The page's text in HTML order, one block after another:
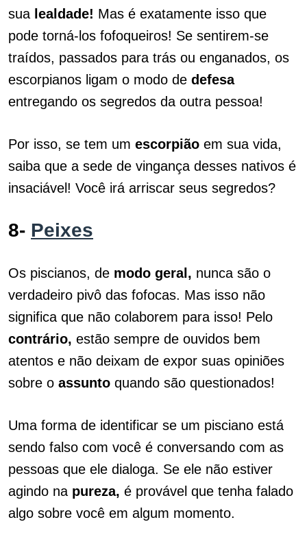
sua lealdade! Mas é exatamente isso que
pode torná-los fofoqueiros! Se sentirem-se
traídos, passados para trás ou enganados, os
escorpianos ligam o modo de defesa
entregando os segredos da outra pessoa!
Por isso, se tem um escorpião em sua vida,
saiba que a sede de vingança desses nativos é
insaciável! Você irá arriscar seus segredos?
8- Peixes
Os piscianos, de modo geral, nunca são o
verdadeiro pivô das fofocas. Mas isso não
significa que não colaborem para isso! Pelo
contrário, estão sempre de ouvidos bem
atentos e não deixam de expor suas opiniões
sobre o assunto quando são questionados!
Uma forma de identificar se um pisciano está
sendo falso com você é conversando com as
pessoas que ele dialoga. Se ele não estiver
agindo na pureza, é provável que tenha falado
algo sobre você em algum momento.